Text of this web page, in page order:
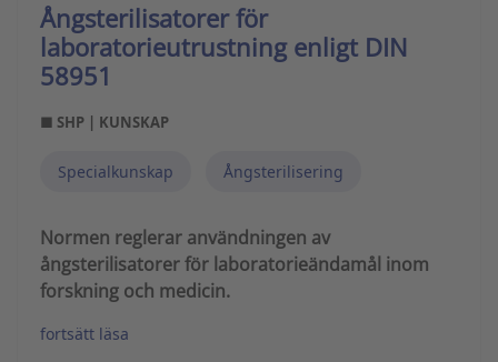
Ångsterilisatorer för
laboratorieutrustning enligt DIN
58951
■ SHP | KUNSKAP
Specialkunskap Ångsterilisering
Normen reglerar användningen av
ångsterilisatorer för laboratorieändamål inom
forskning och medicin.
fortsätt läsa